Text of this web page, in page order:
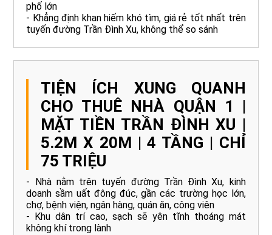
phố lớn
- Khẳng định khan hiếm khó tìm, giá rẻ tốt nhất trên
tuyến đường Trần Đình Xu, không thể so sánh
TIỆN ÍCH XUNG QUANH
CHO THUÊ NHÀ QUẬN 1 |
MẶT TIỀN TRẦN ĐÌNH XU |
5.2M X 20M | 4 TẦNG | CHỈ
75 TRIỆU
- Nhà nằm trên tuyến đường Trần Đình Xu, kinh
doanh sầm uất đông đúc, gần các trường học lớn,
chợ, bệnh viện, ngân hàng, quán ăn, công viên
- Khu dân trí cao, sạch sẽ yên tĩnh thoáng mát
không khí trong lành